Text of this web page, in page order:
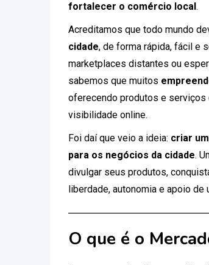
fortalecer o comércio local.
Acreditamos que todo mundo
cidade, de forma rápida, fácil e
marketplaces distantes ou
sabemos que muitos
oferecendo produtos e serviços
visibilidade online.
Foi daí que veio a ideia: criar
para os negócios da cidade.
divulgar seus produtos,
liberdade, autonomia e apoio de
O que é o